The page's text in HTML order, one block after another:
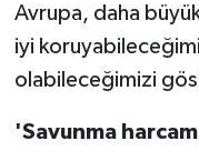
Avrupa, daha
iyi
olabileceğimizi
'Savunma